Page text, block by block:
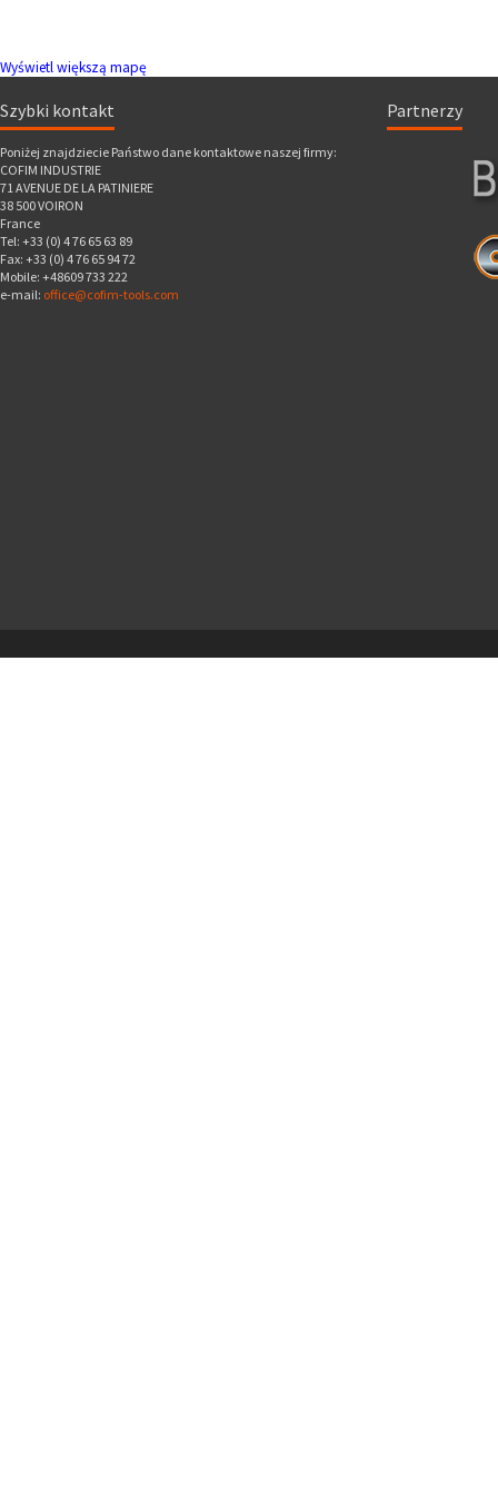
Wyświetl większą mapę
Szybki kontakt
Poniżej znajdziecie Państwo dane kontaktowe naszej firmy:
COFIM INDUSTRIE
71 AVENUE DE LA PATINIERE
38 500 VOIRON
France
Tel: +33 (0) 4 76 65 63 89
Fax: +33 (0) 4 76 65 94 72
Mobile: +48609 733 222
e-mail: office@cofim-tools.com
Partnerzy